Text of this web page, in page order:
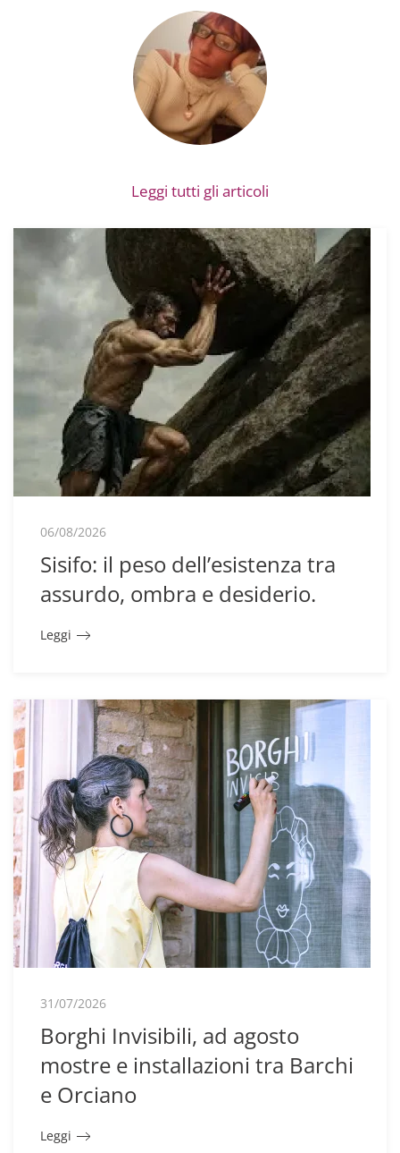
Leggi tutti gli articoli
06/08/2026
Sisifo: il peso dell’esistenza tra
assurdo, ombra e desiderio.
Leggi
31/07/2026
Borghi Invisibili, ad agosto
mostre e installazioni tra Barchi
e Orciano
Leggi